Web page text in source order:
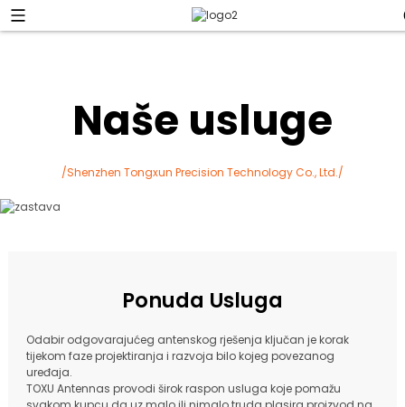
Naše usluge
/Shenzhen Tongxun Precision Technology Co., Ltd./
Ponuda Usluga
Odabir odgovarajućeg antenskog rješenja ključan je korak
tijekom faze projektiranja i razvoja bilo kojeg povezanog
uređaja.
TOXU Antennas provodi širok raspon usluga koje pomažu